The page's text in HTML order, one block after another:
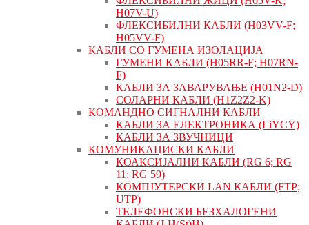
H07V-U)
ФЛЕКСИБИЛНИ КАБЛИ (H03VV-F;
H05VV-F)
КАБЛИ СО ГУМЕНА ИЗОЛАЦИЈА
ГУМЕНИ КАБЛИ (H05RR-F; H07RN-
F)
КАБЛИ ЗА ЗАВАРУВАЊЕ (H01N2-D)
СОЛАРНИ КАБЛИ (H1Z2Z2-K)
КОМАНДНО СИГНАЛНИ КАБЛИ
КАБЛИ ЗА ЕЛЕКТРОНИКА (LiYCY)
КАБЛИ ЗА ЗВУЧНИЦИ
КОМУНИКАЦИСКИ КАБЛИ
КОАКСИЈАЛНИ КАБЛИ (RG 6; RG
11; RG 59)
КОМПЈУТЕРСКИ LAN КАБЛИ (FTP;
UTP)
ТЕЛЕФОНСКИ БЕЗХАЛОГЕНИ